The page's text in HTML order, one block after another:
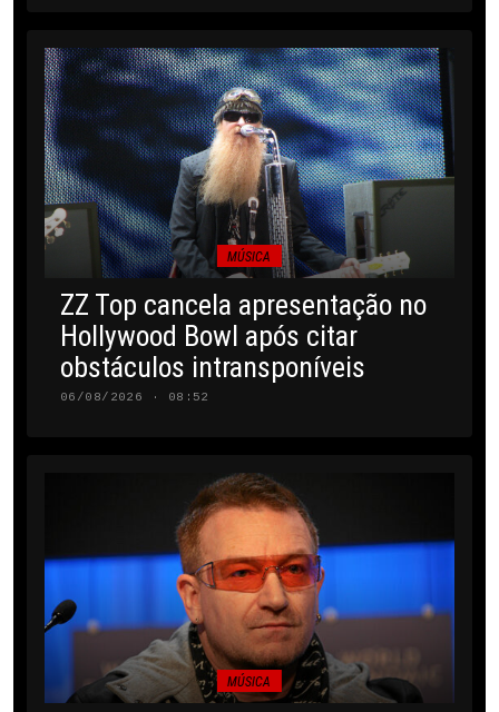
MÚSICA
ZZ Top cancela apresentação no
Hollywood Bowl após citar
obstáculos intransponíveis
06/08/2026 · 08:52
MÚSICA